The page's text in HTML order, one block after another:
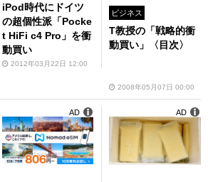
iPod時代にドイツ
の超個性派「Pocke
t HiFi c4 Pro」を衝
動買い
2012年03月22日 12:00
ビジネス
T教授の「戦略的衝
動買い」〈目次〉
2008年05月07日 00:00
AD AD